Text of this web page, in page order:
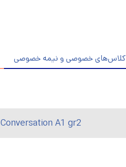
کلاس‌های خصوصی و نیمه خصوصی
Conversation A1 gr2